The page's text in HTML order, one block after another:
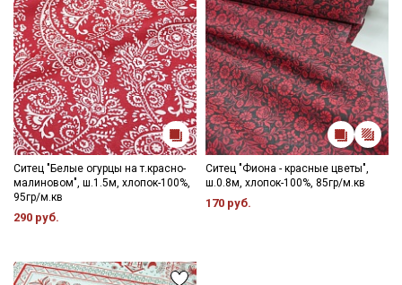
Ситец "Белые огурцы на т.красно-
малиновом", ш.1.5м, хлопок-100%,
95гр/м.кв
290 руб.
Ситец "Фиона - красные цветы",
ш.0.8м, хлопок-100%, 85гр/м.кв
170 руб.